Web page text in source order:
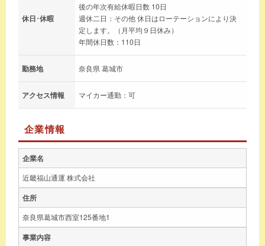
休日･休暇
後の年次有給休暇日数 10日
週休二日：その他 休日はローテーションにより決
定します。（月平均９日休み）
年間休日数：110日
勤務地 奈良県 葛城市
アクセス情報 マイカー通勤：可
企業情報
企業名
近畿福山通運 株式会社
住所
奈良県葛城市西室125番地1
事業内容